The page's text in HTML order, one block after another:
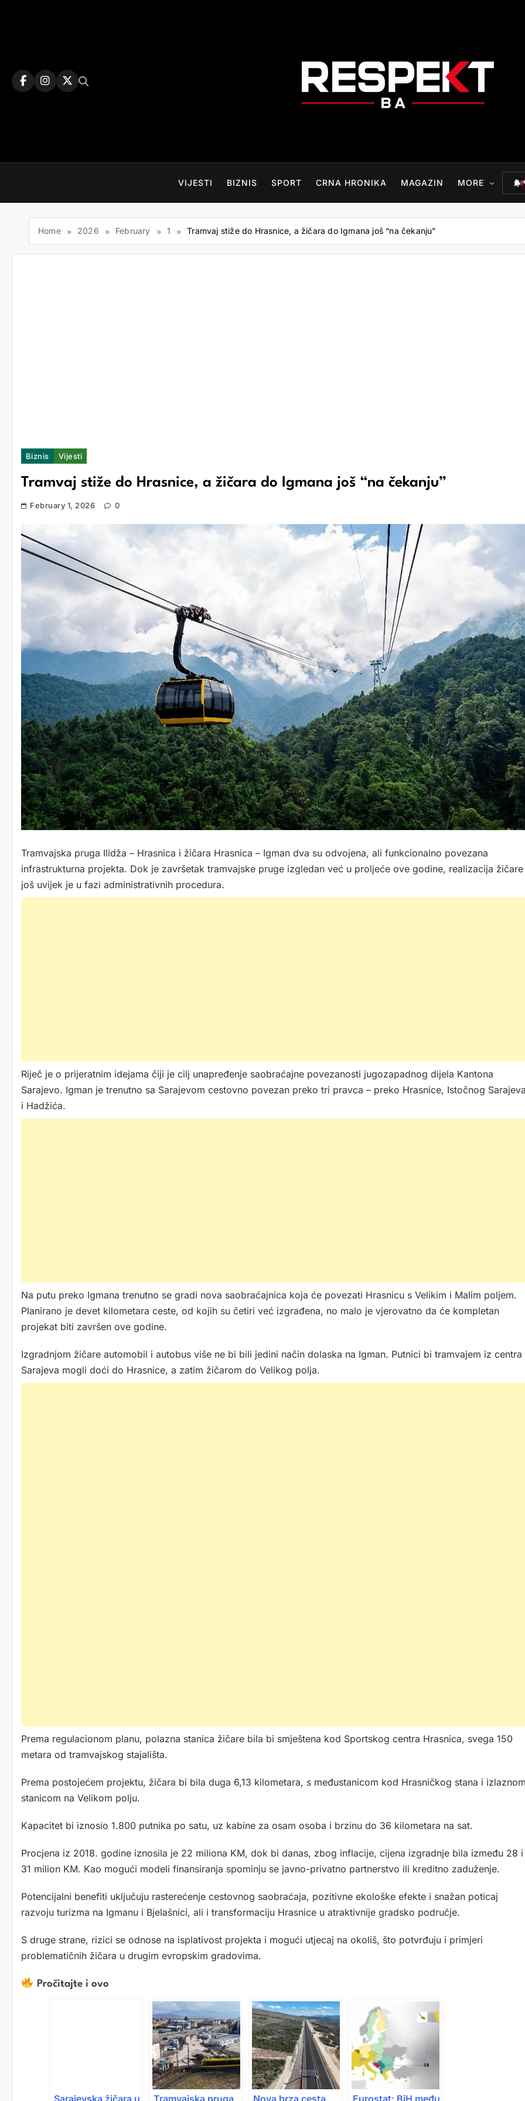
VIJESTI BIZNIS SPORT CRNA HRONIKA MAGAZIN MORE
Home 2026 February 1 Tramvaj stiže do Hrasnice, a žičara do Igmana još “na čekanju”
Biznis Vijesti
Tramvaj stiže do Hrasnice, a žičara do Igmana još “na čekanju”
February 1, 2026 0
Tramvajska pruga Ilidža – Hrasnica i žičara Hrasnica – Igman dva su odvojena, ali funkcionalno povezana
infrastrukturna projekta. Dok je završetak tramvajske pruge izgledan već u proljeće ove godine, realizacija žičare
još uvijek je u fazi administrativnih procedura.
Riječ je o prijeratnim idejama čiji je cilj unapređenje saobraćajne povezanosti jugozapadnog dijela Kantona
Sarajevo. Igman je trenutno sa Sarajevom cestovno povezan preko tri pravca – preko Hrasnice, Istočnog
i Hadžića.
Na putu preko Igmana trenutno se gradi nova saobraćajnica koja će povezati Hrasnicu s Velikim i Malim poljem.
Planirano je devet kilometara ceste, od kojih su četiri već izgrađena, no malo je vjerovatno da će kompletan
projekat biti završen ove godine.
Izgradnjom žičare automobil i autobus više ne bi bili jedini način dolaska na Igman. Putnici bi tramvajem iz centra
Sarajeva mogli doći do Hrasnice, a zatim žičarom do Velikog polja.
Prema regulacionom planu, polazna stanica žičare bila bi smještena kod Sportskog centra Hrasnica, svega 150
metara od tramvajskog stajališta.
Prema postojećem projektu, žičara bi bila duga 6,13 kilometara, s međustanicom kod Hrasničkog stana i
stanicom na Velikom polju.
Kapacitet bi iznosio 1.800 putnika po satu, uz kabine za osam osoba i brzinu do 36 kilometara na sat.
Procjena iz 2018. godine iznosila je 22 miliona KM, dok bi danas, zbog inflacije, cijena izgradnje bila između 28 i
31 milion KM. Kao mogući modeli finansiranja spominju se javno-privatno partnerstvo ili kreditno zaduženje.
Potencijalni benefiti uključuju rasterećenje cestovnog saobraćaja, pozitivne ekološke efekte i snažan poticaj
razvoju turizma na Igmanu i Bjelašnici, ali i transformaciju Hrasnice u atraktivnije gradsko područje.
S druge strane, rizici se odnose na isplativost projekta i mogući utjecaj na okoliš, što potvrđuju i primjeri
problematičnih žičara u drugim evropskim gradovima.
Pročitajte i ovo